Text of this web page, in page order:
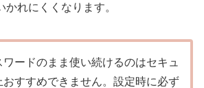
れにくくなります。
ワードのまま使い続けるのはセキュ
おすすめできません。設定時に必ず